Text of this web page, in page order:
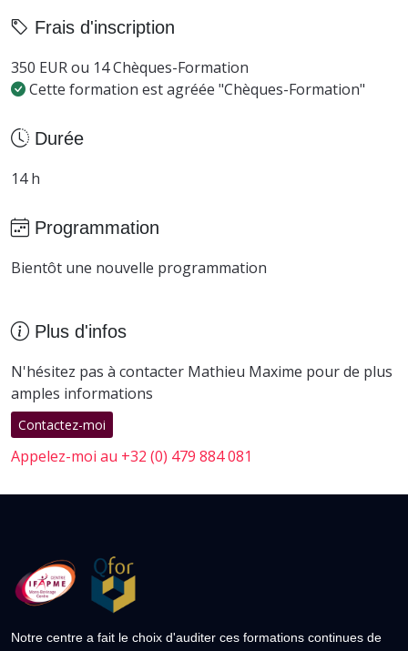
Frais d'inscription
350 EUR ou 14 Chèques-Formation
Cette formation est agréée "Chèques-Formation"
Durée
14 h
Programmation
Bientôt une nouvelle programmation
Plus d'infos
N'hésitez pas à contacter Mathieu Maxime pour de plus
amples informations
Contactez-moi
Appelez-moi au +32 (0) 479 884 081
Notre centre a fait le choix d'auditer ces formations continues de